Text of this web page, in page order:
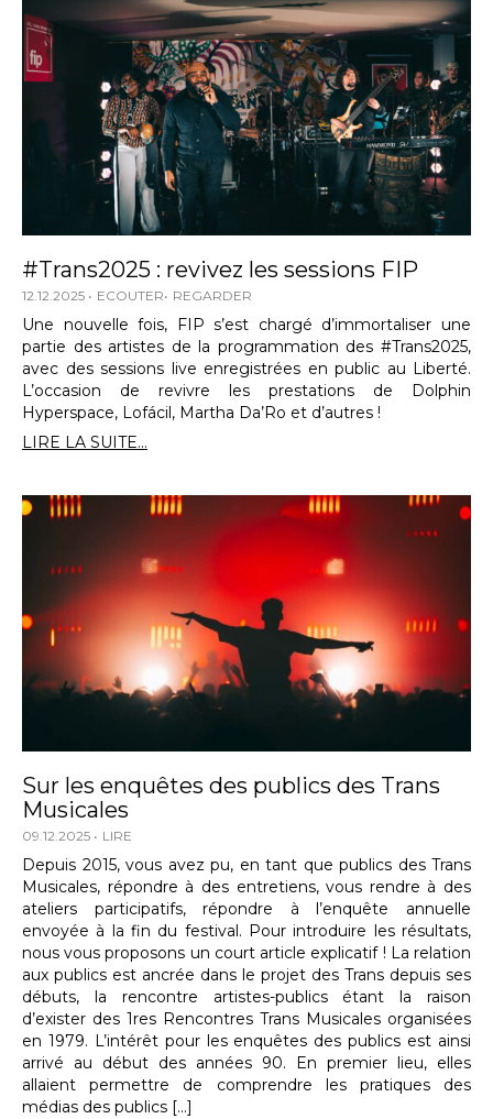
#Trans2025 : revivez les sessions FIP
12.12.2025 ECOUTER REGARDER
Une nouvelle fois, FIP s’est chargé d’immortaliser une
partie des artistes de la programmation des #Trans2025,
avec des sessions live enregistrées en public au Liberté.
L’occasion de revivre les prestations de Dolphin
Hyperspace, Lofácil, Martha Da’Ro et d’autres !
LIRE LA SUITE...
Sur les enquêtes des publics des Trans
Musicales
09.12.2025 LIRE
Depuis 2015, vous avez pu, en tant que publics des Trans
Musicales, répondre à des entretiens, vous rendre à des
ateliers participatifs, répondre à l’enquête annuelle
envoyée à la fin du festival. Pour introduire les résultats,
nous vous proposons un court article explicatif ! La relation
aux publics est ancrée dans le projet des Trans depuis ses
débuts, la rencontre artistes-publics étant la raison
d’exister des 1res Rencontres Trans Musicales organisées
en 1979. L’intérêt pour les enquêtes des publics est ainsi
arrivé au début des années 90. En premier lieu, elles
allaient permettre de comprendre les pratiques des
médias des publics […]